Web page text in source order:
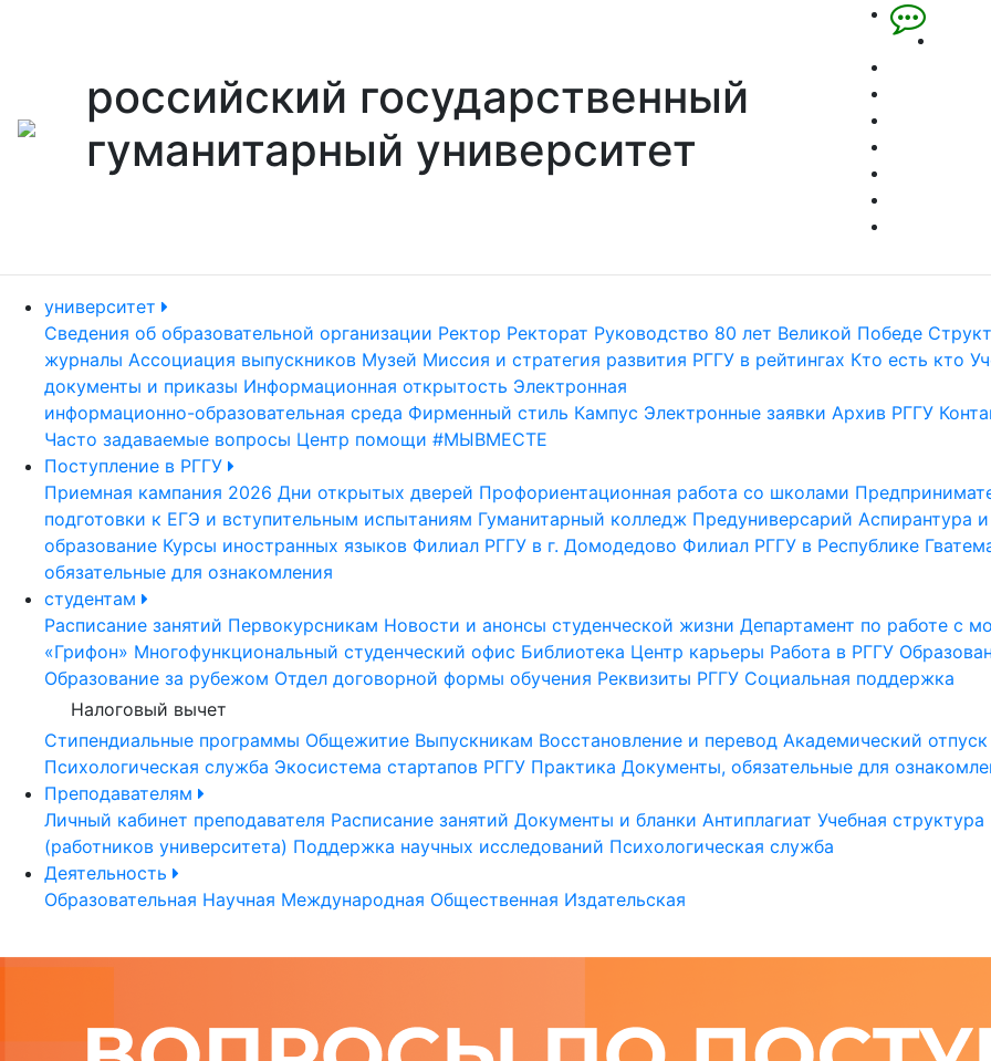
российский государственный
гуманитарный университет
университет
Сведения об образовательной организации Ректор Ректорат Руководство 80 лет Великой Победе
журналы Ассоциация выпускников Музей Миссия и стратегия развития РГГУ в рейтингах Кто есть кто
документы и приказы Информационная открытость Электронная
информационно-образовательная среда Фирменный стиль Кампус Электронные заявки Архив РГГУ
Часто задаваемые вопросы Центр помощи #МЫВМЕСТЕ
Поступление в РГГУ
Приемная кампания 2026 Дни открытых дверей Профориентационная работа со школами
подготовки к ЕГЭ и вступительным испытаниям Гуманитарный колледж Предуниверсарий Аспирантура
образование Курсы иностранных языков Филиал РГГУ в г. Домодедово Филиал РГГУ в Республике
обязательные для ознакомления
студентам
Расписание занятий Первокурсникам Новости и анонсы студенческой жизни Департамент по работе с
«Грифон» Многофункциональный студенческий офис Библиотека Центр карьеры Работа в РГГУ
Образование за рубежом Отдел договорной формы обучения Реквизиты РГГУ Социальная поддержка
Налоговый вычет
Стипендиальные программы Общежитие Выпускникам Восстановление и перевод Академический отпуск
Психологическая служба Экосистема стартапов РГГУ Практика Документы, обязательные для
Преподавателям
Личный кабинет преподавателя Расписание занятий Документы и бланки Антиплагиат Учебная структура
(работников университета) Поддержка научных исследований Психологическая служба
Деятельность
Образовательная Научная Международная Общественная Издательская